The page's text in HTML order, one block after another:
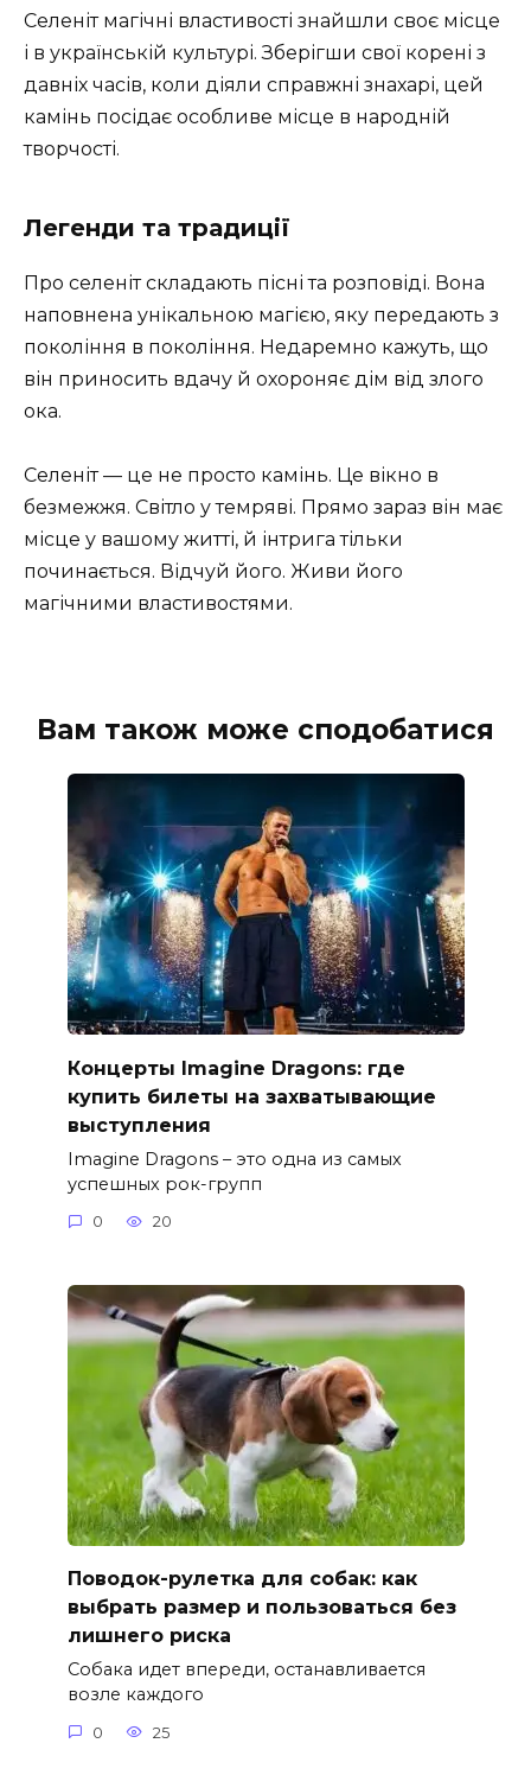
Селеніт магічні властивості знайшли своє місце
і в українській культурі. Зберігши свої корені з
давніх часів, коли діяли справжні знахарі, цей
камінь посідає особливе місце в народній
творчості.
Легенди та традиції
Про селеніт складають пісні та розповіді. Вона
наповнена унікальною магією, яку передають з
покоління в покоління. Недаремно кажуть, що
він приносить вдачу й охороняє дім від злого
ока.
Селеніт — це не просто камінь. Це вікно в
безмежжя. Світло у темряві. Прямо зараз він має
місце у вашому житті, й інтрига тільки
починається. Відчуй його. Живи його
магічними властивостями.
Вам також може сподобатися
Концерты Imagine Dragons: где
купить билеты на захватывающие
выступления
Imagine Dragons – это одна из самых
успешных рок-групп
0 20
Поводок-рулетка для собак: как
выбрать размер и пользоваться без
лишнего риска
Собака идет впереди, останавливается
возле каждого
0 25